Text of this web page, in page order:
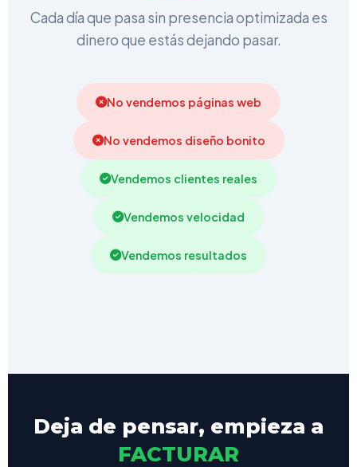
Cada día que pasa sin presencia optimizada es
dinero que estás dejando pasar.
No vendemos páginas web
No vendemos diseño bonito
Vendemos clientes reales
Vendemos velocidad
Vendemos resultados
Deja de pensar, empieza a
FACTURAR